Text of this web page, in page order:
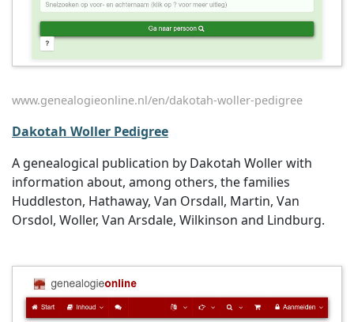
www.genealogieonline.nl/en/dakotah-woller-pedigree
Dakotah Woller Pedigree
A genealogical publication by Dakotah Woller with
information about, among others, the families
Huddleston, Hathaway, Van Orsdall, Martin, Van
Orsdol, Woller, Van Arsdale, Wilkinson and Lindburg.